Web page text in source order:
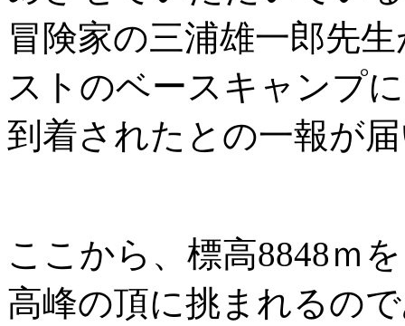
冒険家の三浦雄一郎先
ストのベースキャンプに
到着されたとの一報が
ここから、標高8848ｍ
高峰の頂に挑まれるの